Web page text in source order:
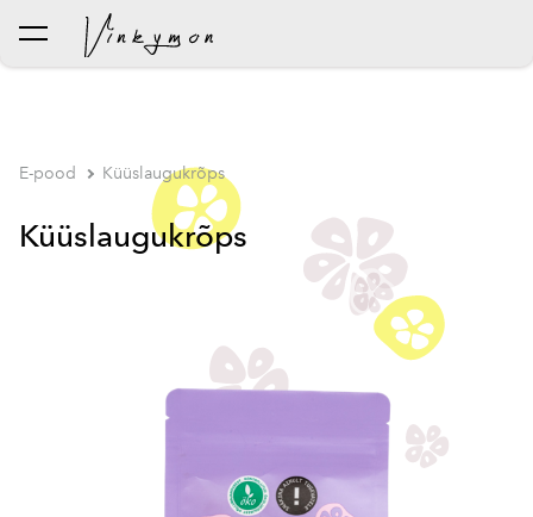
lisati ostukorvi.
E-pood Küüslaugukrõps
Küüslaugukrõps